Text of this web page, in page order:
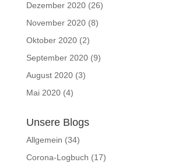
Dezember 2020(26)
November 2020(8)
Oktober 2020(2)
September 2020(9)
August 2020(3)
Mai 2020(4)
Unsere Blogs
Allgemein (34)
Corona-Logbuch (17)